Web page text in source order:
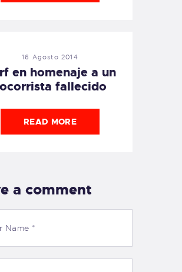
16 Agosto 2014
en homenaje a un
fallecido
READ MORE
a comment